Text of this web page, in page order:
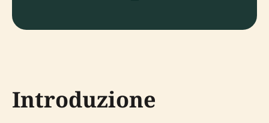
Introduzione